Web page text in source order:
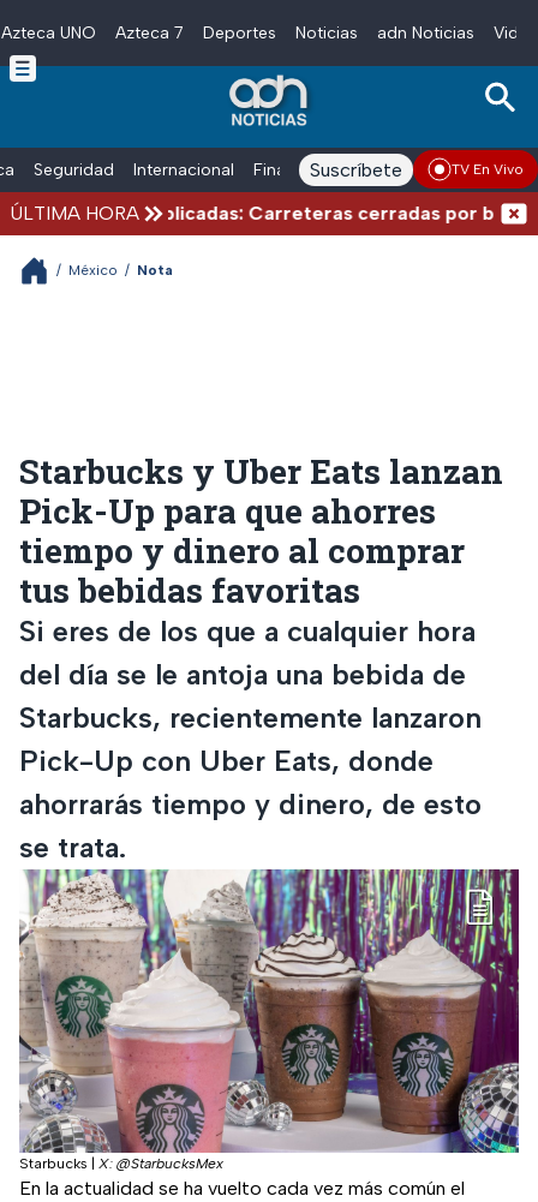
Skip to main content
Azteca UNO Azteca 7 Deportes Noticias adn Noticias
Seguridad Internacional Finanzas adn Noticias Radio
Suscríbete TV En Vivo
ÚLTIMA HORA
verano complicadas: Carreteras cerradas por
/ México / Nota
Starbucks y Uber Eats lanzan
Pick-Up para que ahorres
tiempo y dinero al comprar
tus bebidas favoritas
Si eres de los que a cualquier hora
del día se le antoja una bebida de
Starbucks, recientemente lanzaron
Pick-Up con Uber Eats, donde
ahorrarás tiempo y dinero, de esto
se trata.
Starbucks X: @StarbucksMex
En la actualidad se ha vuelto cada vez más común el